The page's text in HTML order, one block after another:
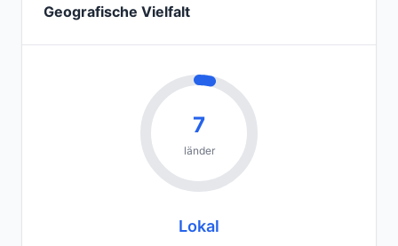
Geografische Vielfalt
7
länder
Lokal